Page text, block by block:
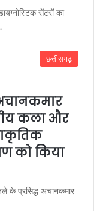
सेंटरों का
छत्तीसगढ़
कला और
को किया
के प्रसिद्ध अचानकमार